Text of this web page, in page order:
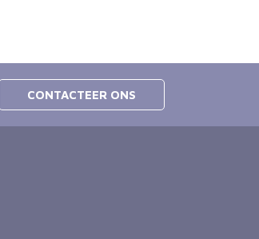
CONTACTEER ONS